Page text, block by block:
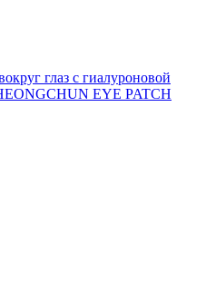
глаз с гиалуроновой
EYE PATCH